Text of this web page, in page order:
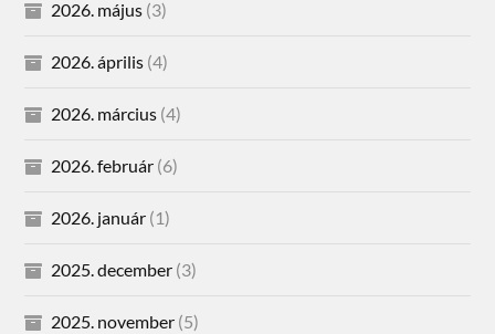
2026. május (3)
2026. április (4)
2026. március (4)
2026. február (6)
2026. január (1)
2025. december (3)
2025. november (5)